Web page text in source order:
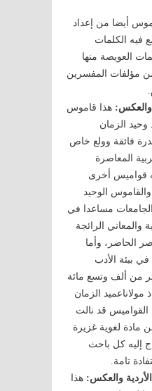
أيضا من إعداد
فيه الكلمات
العويصة منها
مؤلفات المفسرين
والعكس: هذا قاموس
وحيد الزمان
فائقة وولع خاص
المعاصرة
قواميس أخرى
الوحيد
مساعدا في
الرائجة
الحاضر، وأما
بيئة الأدب
من ألف وتسع مائة
مولاناعميد الزمان
القواميس قد نالت
مادة لغوية غزيرة
إليه كل باحث
تامة.
الأردية والعكس: هذا